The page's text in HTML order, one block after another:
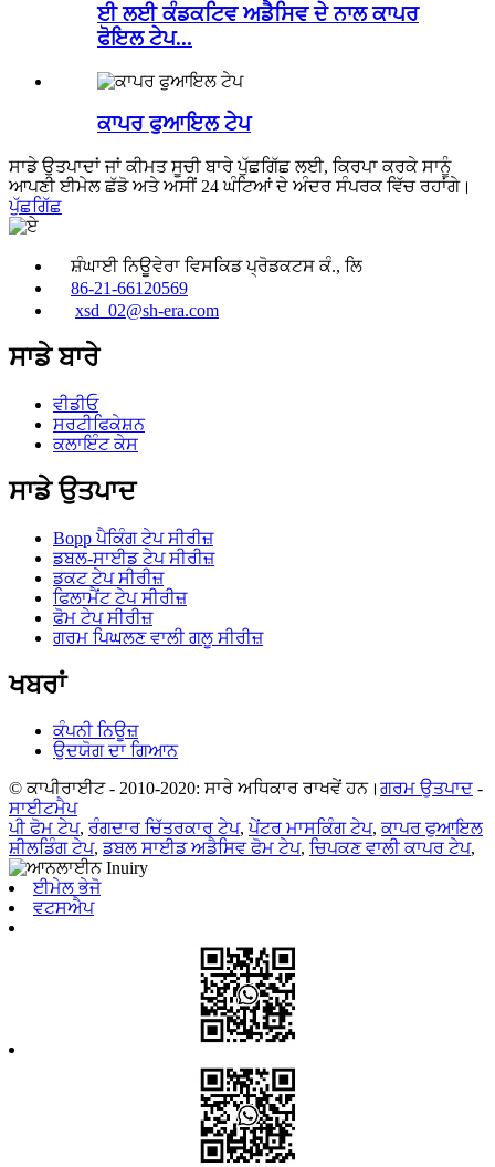
ਈ ਲਈ ਕੰਡਕਟਿਵ ਅਡੈਸਿਵ ਦੇ ਨਾਲ ਕਾਪਰ
ਫੋਇਲ ਟੇਪ...
ਕਾਪਰ ਫੁਆਇਲ ਟੇਪ
ਸਾਡੇ ਉਤਪਾਦਾਂ ਜਾਂ ਕੀਮਤ ਸੂਚੀ ਬਾਰੇ ਪੁੱਛਗਿੱਛ ਲਈ, ਕਿਰਪਾ ਕਰਕੇ ਸਾਨੂੰ
ਆਪਣੀ ਈਮੇਲ ਛੱਡੋ ਅਤੇ ਅਸੀਂ 24 ਘੰਟਿਆਂ ਦੇ ਅੰਦਰ ਸੰਪਰਕ ਵਿੱਚ ਰਹਾਂਗੇ।
ਪੁੱਛਗਿੱਛ
ਸ਼ੰਘਾਈ ਨਿਊਵੇਰਾ ਵਿਸਕਿਡ ਪ੍ਰੋਡਕਟਸ ਕੰ., ਲਿ
86-21-66120569
xsd_02@sh-era.com
ਸਾਡੇ ਬਾਰੇ
ਵੀਡੀਓ
ਸਰਟੀਫਿਕੇਸ਼ਨ
ਕਲਾਇੰਟ ਕੇਸ
ਸਾਡੇ ਉਤਪਾਦ
Bopp ਪੈਕਿੰਗ ਟੇਪ ਸੀਰੀਜ਼
ਡਬਲ-ਸਾਈਡ ਟੇਪ ਸੀਰੀਜ਼
ਡਕਟ ਟੇਪ ਸੀਰੀਜ਼
ਫਿਲਾਮੈਂਟ ਟੇਪ ਸੀਰੀਜ਼
ਫੋਮ ਟੇਪ ਸੀਰੀਜ਼
ਗਰਮ ਪਿਘਲਣ ਵਾਲੀ ਗਲੂ ਸੀਰੀਜ਼
ਖਬਰਾਂ
ਕੰਪਨੀ ਨਿਊਜ਼
ਉਦਯੋਗ ਦਾ ਗਿਆਨ
© ਕਾਪੀਰਾਈਟ - 2010-2020: ਸਾਰੇ ਅਧਿਕਾਰ ਰਾਖਵੇਂ ਹਨ। ਗਰਮ ਉਤਪਾਦ -
ਸਾਈਟਮੈਪ
ਪੀ ਫੋਮ ਟੇਪ, ਰੰਗਦਾਰ ਚਿੱਤਰਕਾਰ ਟੇਪ,ਪੇਂਟਰ ਮਾਸਕਿੰਗ ਟੇਪ,ਕਾਪਰ ਫੁਆਇਲ
ਸ਼ੀਲਡਿੰਗ ਟੇਪ,ਡਬਲ ਸਾਈਡ ਅਡੈਸਿਵ ਫੋਮ ਟੇਪ, ਚਿਪਕਣ ਵਾਲੀ ਕਾਪਰ ਟੇਪ,
ਈਮੇਲ ਭੇਜੋ
ਵਟਸਐਪ